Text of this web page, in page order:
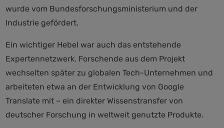
wurde vom Bundesforschungsministerium und der
Industrie gefördert.
Ein wichtiger Hebel war auch das entstehende
Expertennetzwerk. Forschende aus dem Projekt
wechselten später zu globalen Tech-Unternehmen und
arbeiteten etwa an der Entwicklung von Google
Translate mit – ein direkter Wissenstransfer von
deutscher Forschung in weltweit genutzte Produkte.